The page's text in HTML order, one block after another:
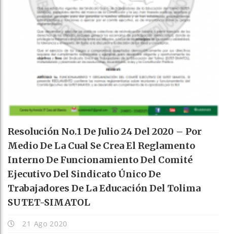
Resolución No.1 De Julio 24 Del 2020 – Por
Medio De La Cual Se Crea El Reglamento
Interno De Funcionamiento Del Comité
Ejecutivo Del Sindicato Único De
Trabajadores De La Educación Del Tolima
SUTET-SIMATOL
21 Ago 2020